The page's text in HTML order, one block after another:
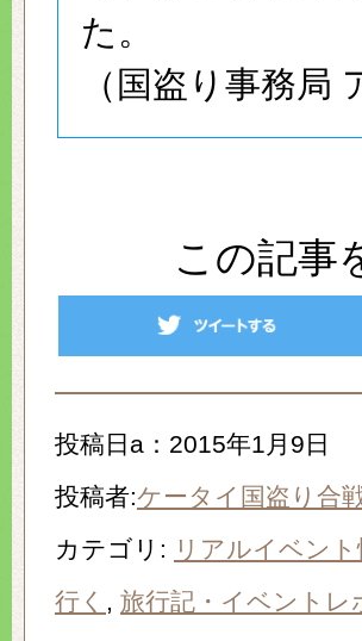
た。
（国盗り事務局
この記事
投稿日a：2015年1月9日
投稿者:ケータイ国盗り合
カテゴリ: リアルイベント
行く , 旅行記・イベントレ